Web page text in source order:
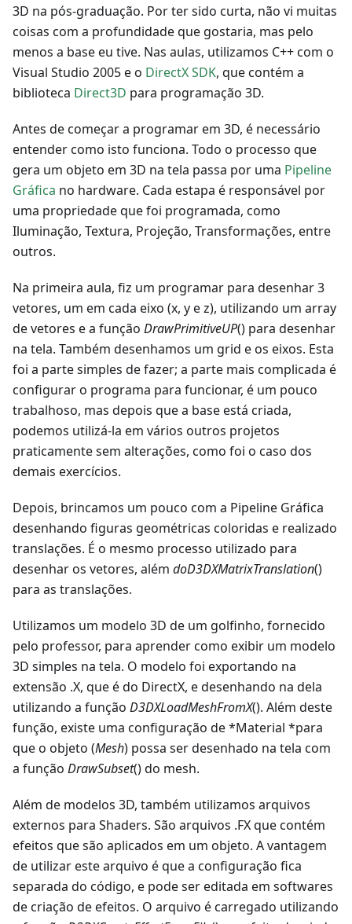
3D na pós-graduação. Por ter sido curta, não vi muitas
coisas com a profundidade que gostaria, mas pelo
menos a base eu tive. Nas aulas, utilizamos C++ com o
Visual Studio 2005 e o DirectX SDK, que contém a
biblioteca Direct3D para programação 3D.
Antes de começar a programar em 3D, é necessário
entender como isto funciona. Todo o processo que
gera um objeto em 3D na tela passa por uma Pipeline
Gráfica no hardware. Cada estapa é responsável por
uma propriedade que foi programada, como
Iluminação, Textura, Projeção, Transformações, entre
outros.
Na primeira aula, fiz um programar para desenhar 3
vetores, um em cada eixo (x, y e z), utilizando um array
de vetores e a função DrawPrimitiveUP() para desenhar
na tela. Também desenhamos um grid e os eixos. Esta
foi a parte simples de fazer; a parte mais complicada é
configurar o programa para funcionar, é um pouco
trabalhoso, mas depois que a base está criada,
podemos utilizá-la em vários outros projetos
praticamente sem alterações, como foi o caso dos
demais exercícios.
Depois, brincamos um pouco com a Pipeline Gráfica
desenhando figuras geométricas coloridas e realizado
translações. É o mesmo processo utilizado para
desenhar os vetores, além doD3DXMatrixTranslation()
para as translações.
Utilizamos um modelo 3D de um golfinho, fornecido
pelo professor, para aprender como exibir um modelo
3D simples na tela. O modelo foi exportando na
extensão .X, que é do DirectX, e desenhando na dela
utilizando a função D3DXLoadMeshFromX(). Além deste
função, existe uma configuração de *Material *para
que o objeto (Mesh) possa ser desenhado na tela com
a função DrawSubset() do mesh.
Além de modelos 3D, também utilizamos arquivos
externos para Shaders. São arquivos .FX que contém
efeitos que são aplicados em um objeto. A vantagem
de utilizar este arquivo é que a configuração fica
separada do código, e pode ser editada em softwares
de criação de efeitos. O arquivo é carregado utilizando